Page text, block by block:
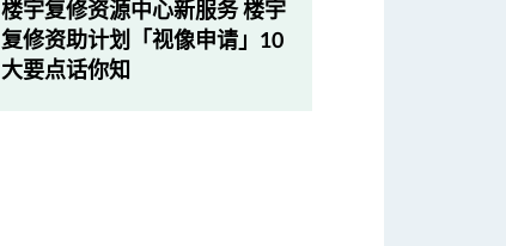
楼宇复修资源中心新服务 楼宇
复修资助计划「视像申请」10
大要点话你知